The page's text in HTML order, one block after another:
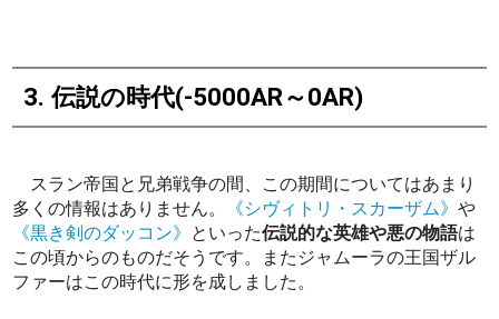
3. 伝説の時代(-5000AR～0AR)
スラン帝国と兄弟戦争の間、この期間についてはあまり
多くの情報はありません。
《シヴィトリ・スカーザム》や
《黒き剣のダッコン》 といった伝説的な英雄や悪の物語は
この頃からのものだそうです。またジャムーラの王国ザル
ファーはこの時代に形を成しました。